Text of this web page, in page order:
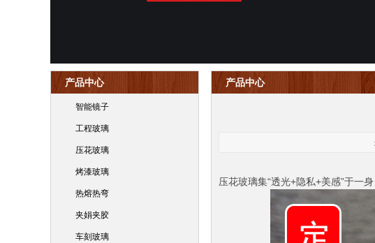
产品中心
智能镜子
工程玻璃
压花玻璃
烤漆玻璃
热熔热弯
夹娟夹胶
车刻玻璃
产品中心
压花玻璃集“透光+隐私+美感”于一